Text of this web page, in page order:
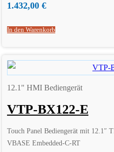
1.432,00 €
In den Warenkorb
12.1" HMI Bediengerät
VTP-BX122-E
Touch Panel Bediengerät mit 12.1″
VBASE Embedded-C-RT